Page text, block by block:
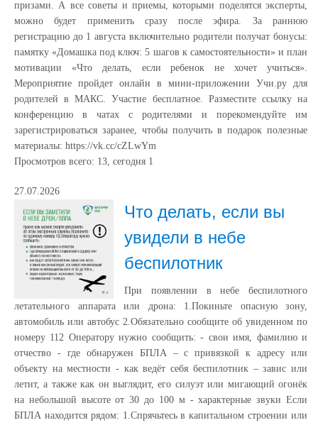
призами. А все советы и приемы, которыми поделятся эксперты,
можно будет применить сразу после эфира. За раннюю
регистрацию до 1 августа включительно родители получат бонусы:
памятку «Домашка под ключ: 5 шагов к самостоятельности» и план
мотивации «Что делать, если ребенок не хочет учиться».
Мероприятие пройдет онлайн в мини-приложении Учи.ру для
родителей в МАКС. Участие бесплатное. Разместите ссылку на
конференцию в чатах с родителями и порекомендуйте им
зарегистрироваться заранее, чтобы получить в подарок полезные
материалы: https://vk.cc/cZLwYm
Просмотров всего: 13, сегодня 1
27.07.2026
Что делать, если вы
увидели в небе
беспилотник
При появлении в небе беспилотного
летательного аппарата или дрона: 1.Покиньте опасную зону,
автомобиль или автобус 2.Обязательно сообщите об увиденном по
номеру 112 Оператору нужно сообщить: - свои имя, фамилию и
отчество - где обнаружен БПЛА – с привязкой к адресу или
объекту на местности - как ведёт себя беспилотник – завис или
летит, а также как он выглядит, его силуэт или мигающий огонёк
на небольшой высоте от 30 до 100 м - характерные звуки Если
БПЛА находится рядом: 1.Спрячьтесь в капитальном строении или